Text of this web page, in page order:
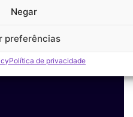
Negar
preferências
Política de privacidade